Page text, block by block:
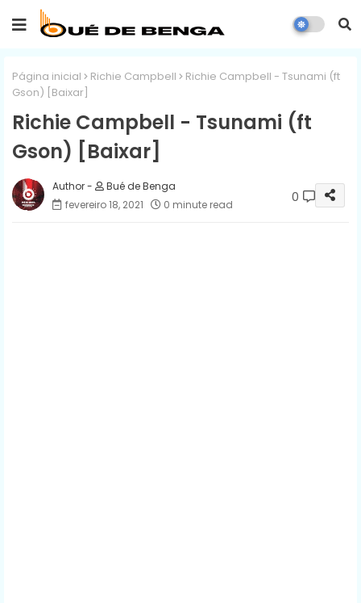
Página inicial Richie Campbell
Richie Campbell - Tsunami (ft
Gson) [Baixar]
Richie Campbell - Tsunami (ft
Gson) [Baixar]
Bué de Benga
fevereiro 18, 2021
0 minute read 0